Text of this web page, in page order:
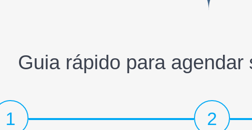
Guia rápido para agendar
1 2